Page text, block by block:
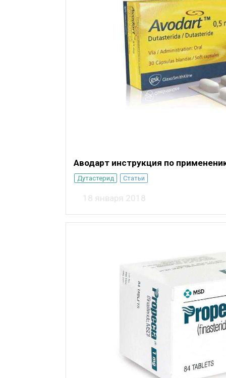
Аводарт инструкция по
Дутастерид Статьи
18 января 2018